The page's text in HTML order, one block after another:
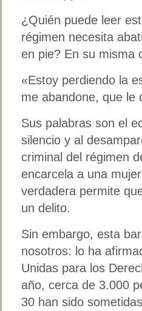
¿Quién puede leer
régimen necesita
en pie? En su misma
«Estoy perdiendo la
me abandone, que le
Sus palabras son el
silencio y al
criminal del régimen
encarcela a una
verdadera permite
un delito.
Sin embargo, esta
nosotros: lo ha
Unidas para los
año, cerca de 3.000
30 han sido